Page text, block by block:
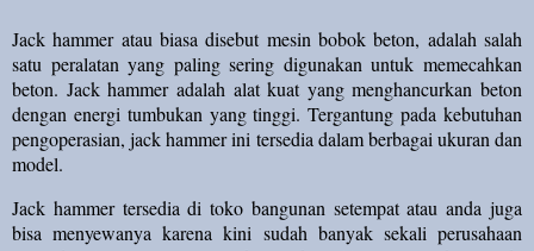
Jack hammer atau biasa disebut mesin bobok beton, adalah salah
satu peralatan yang paling sering digunakan untuk memecahkan
beton. Jack hammer adalah alat kuat yang menghancurkan beton
dengan energi tumbukan yang tinggi. Tergantung pada kebutuhan
pengoperasian, jack hammer ini tersedia dalam berbagai ukuran dan
model.
Jack hammer tersedia di toko bangunan setempat atau anda juga
bisa menyewanya karena kini sudah banyak sekali perusahaan